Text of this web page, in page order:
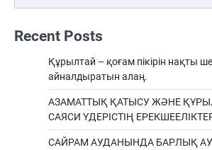
Recent Posts
Құрылтай – қоғам пікірін нақты
айналдыратын алаң.
АЗАМАТТЫҚ ҚАТЫСУ ЖӘНЕ
САЯСИ ҮДЕРІСТІҢ
САЙРАМ АУДАНЫНДА БАРЛЫҚ